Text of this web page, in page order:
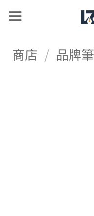
商店 / 品牌筆